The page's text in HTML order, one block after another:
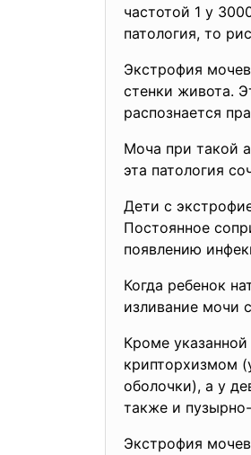
частотой 1 у
патология, то
Экстрофия
стенки живота.
распознается
Моча при такой
эта патология
Дети с
Постоянное
появлению
Когда ребенок
изливание мочи
Кроме
крипторхизмом
оболочки), а у
также и
Экстрофия